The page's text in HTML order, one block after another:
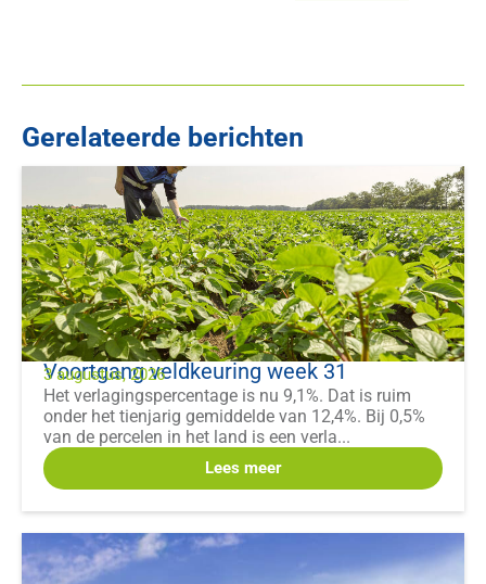
Gerelateerde berichten
Voortgang veldkeuring week 31
3 augustus, 2026
Het verlagingspercentage is nu 9,1%. Dat is ruim
onder het tienjarig gemiddelde van 12,4%. Bij 0,5%
van de percelen in het land is een verla...
Lees meer